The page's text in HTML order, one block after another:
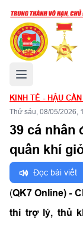
Mở menu chính
KINH TẾ - HẬU
Thứ sáu, 08/05/2026,
39 cá nhân
quân khí
Đọc bài viết
(QK7 Online) -
thi trợ lý, thủ